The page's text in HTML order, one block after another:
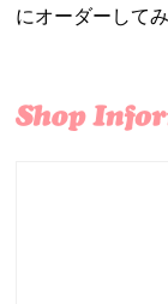
にオーダーして